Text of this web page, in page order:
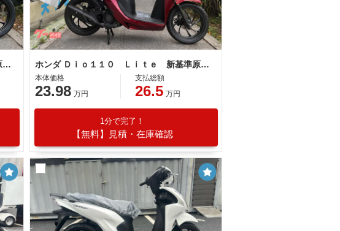
ホンダ Ｄｉｏ１１０ Ｌｉｔｅ 新基準原付 原付免許運転可 ホンダ Ｄｉｏ１１０ Ｌｉｔｅ 新基準原付 原付免許運転可
本体価格
23.98 万円
支払総額
26.5 万円
1分で完了！
【無料】見積・在庫確認